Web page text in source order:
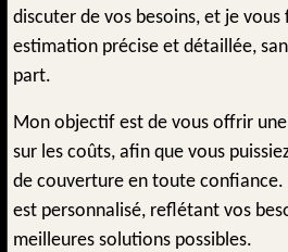
discuter de vos besoins, et je
estimation précise et détaillée,
part.
Mon objectif est de vous offrir
sur les coûts, afin que vous
de couverture en toute confiance.
est personnalisé, reflétant vos
meilleures solutions possibles.